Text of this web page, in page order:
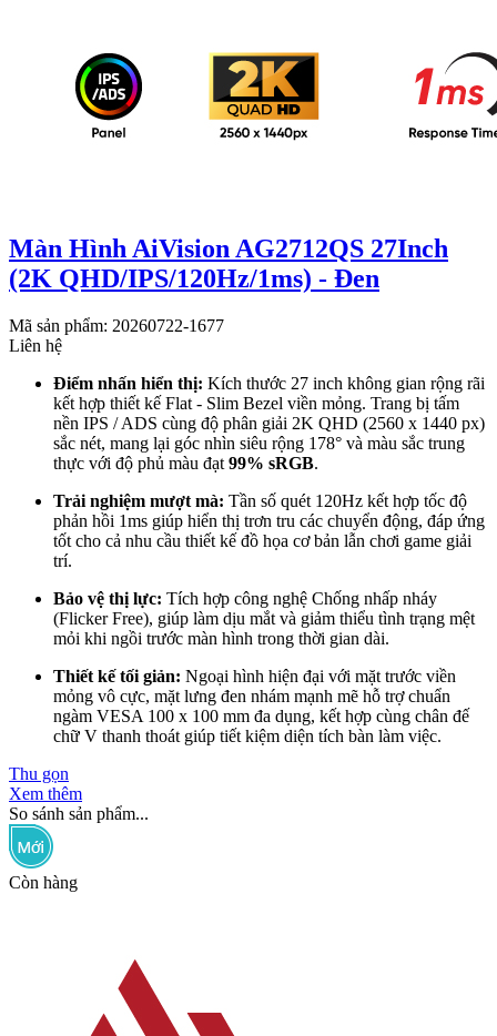
Màn Hình AiVision AG2712QS 27Inch
(2K QHD/IPS/120Hz/1ms) - Đen
Mã sản phẩm: 20260722-1677
Liên hệ
Điểm nhấn hiển thị: Kích thước 27 inch không gian rộng rãi
kết hợp thiết kế Flat - Slim Bezel viền mỏng. Trang bị tấm
nền IPS / ADS cùng độ phân giải 2K QHD (2560 x 1440 px)
sắc nét, mang lại góc nhìn siêu rộng 178° và màu sắc trung
thực với độ phủ màu đạt 99% sRGB.
Trải nghiệm mượt mà: Tần số quét 120Hz kết hợp tốc độ
phản hồi 1ms giúp hiển thị trơn tru các chuyển động, đáp ứng
tốt cho cả nhu cầu thiết kế đồ họa cơ bản lẫn chơi game giải
trí.
Bảo vệ thị lực: Tích hợp công nghệ Chống nhấp nháy
(Flicker Free), giúp làm dịu mắt và giảm thiểu tình trạng mệt
mỏi khi ngồi trước màn hình trong thời gian dài.
Thiết kế tối giản: Ngoại hình hiện đại với mặt trước viền
mỏng vô cực, mặt lưng đen nhám mạnh mẽ hỗ trợ chuẩn
ngàm VESA 100 x 100 mm đa dụng, kết hợp cùng chân đế
chữ V thanh thoát giúp tiết kiệm diện tích bàn làm việc.
Thu gọn
Xem thêm
So sánh sản phẩm...
Còn hàng